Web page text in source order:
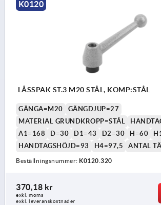
K0120
LÅSSPAK ST.3 M20 STÅL, KOMP:STÅL
GÄNGA=M20
GÄNGDJUP=27
MATERIAL GRUNDKROPP=STÅL
A1=168
D=30 D1=43 D2=30 H=60
HANDTAGSHÖJD=93
H4=97,5 ANTAL
Beställningsnummer: K0120.320
370,18 kr
exkl. moms
exkl. leveranskostnader